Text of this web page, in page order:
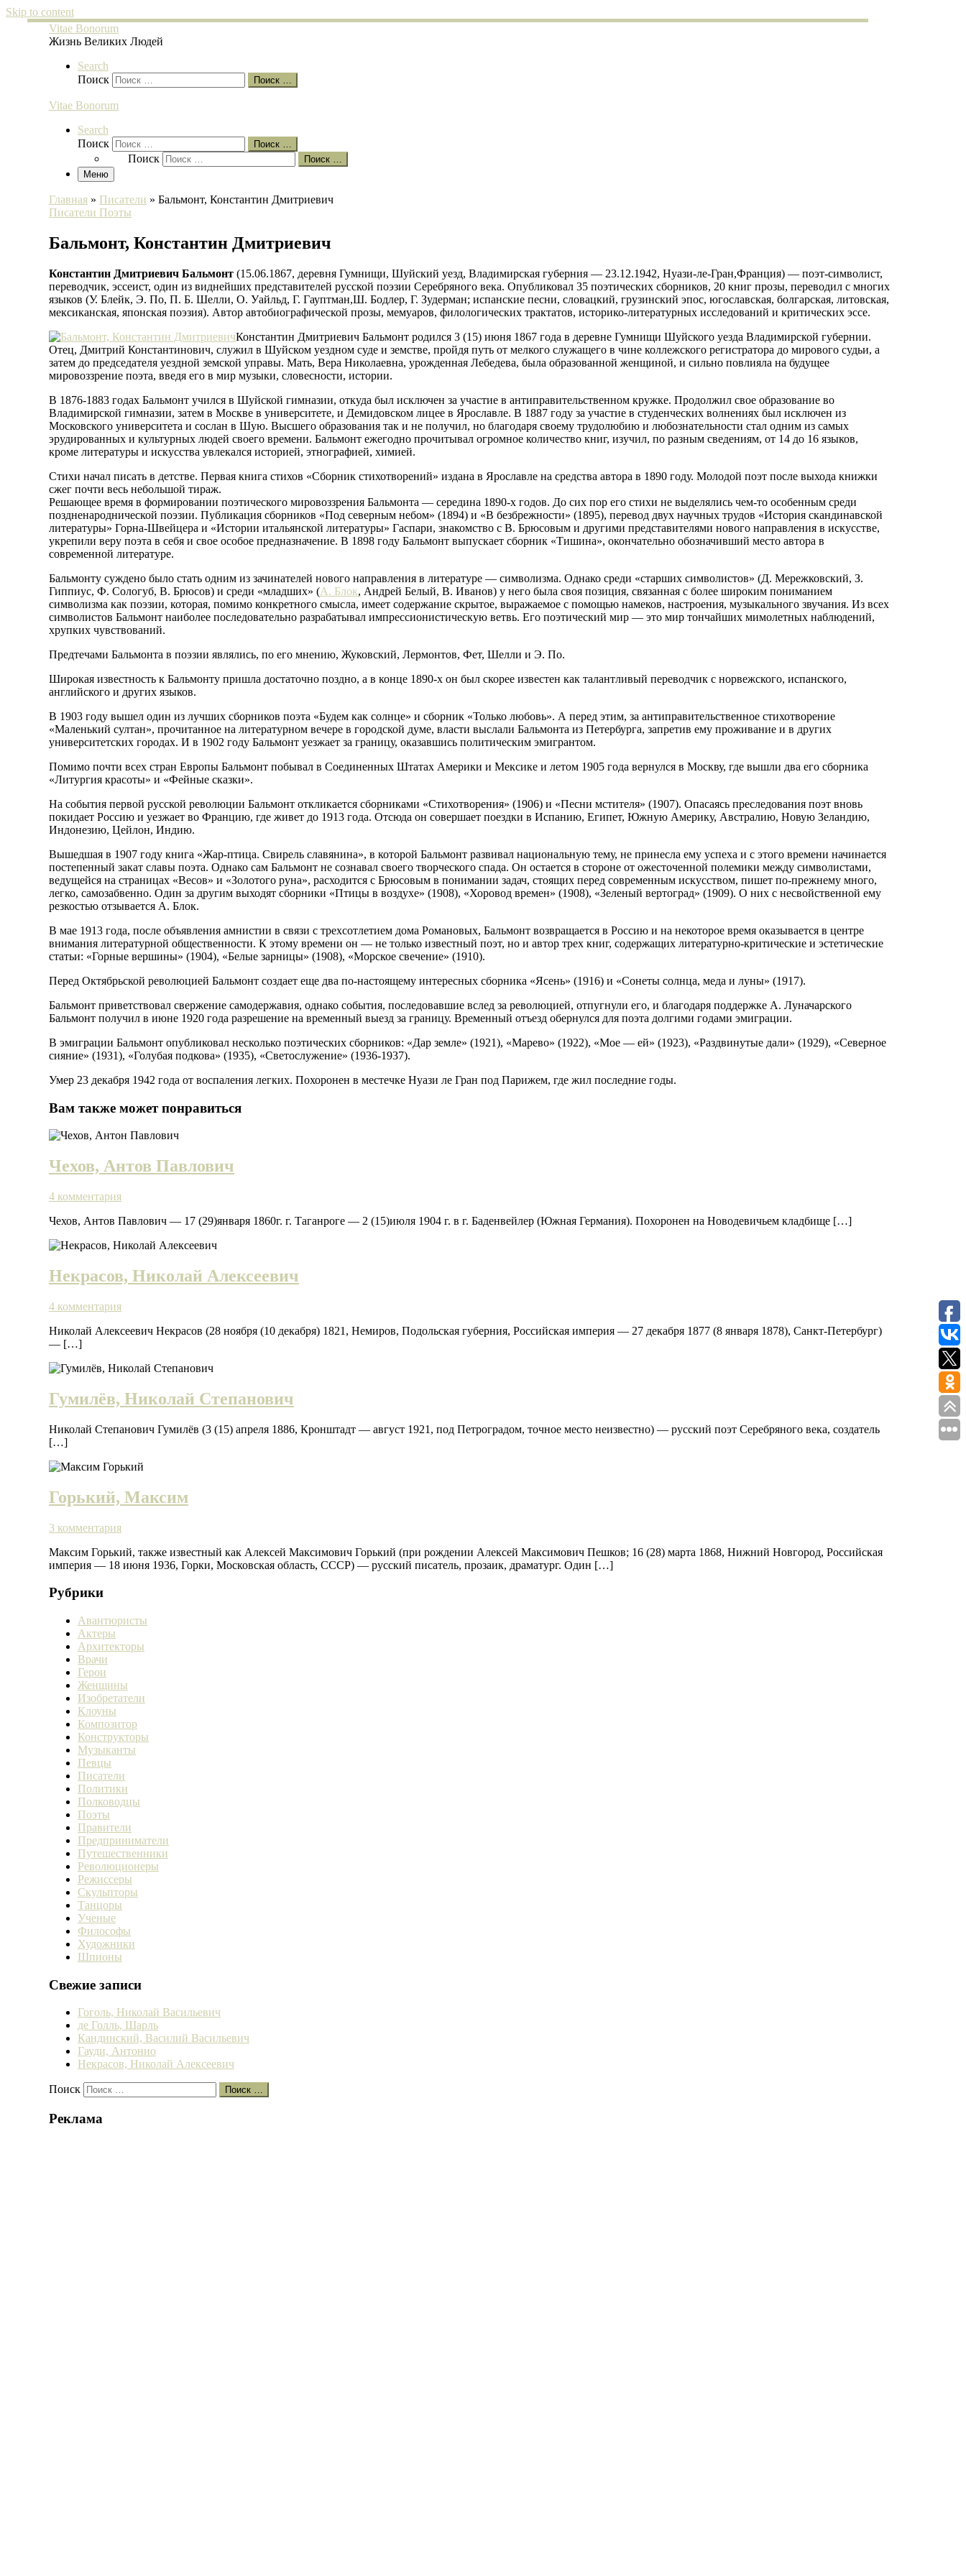
Skip to content
Vitae Bonorum
Жизнь Великих Людей
Search
Поиск
Поиск …
Vitae Bonorum
Search
Поиск
Поиск …
Поиск
Поиск …
Меню
Главная » Писатели » Бальмонт, Константин Дмитриевич
Писатели Поэты
Бальмонт, Константин Дмитриевич
Константин Дмитриевич Бальмонт (15.06.1867, деревня Гумнищи, Шуйский уезд, Владимирская губерния — 23.12.1942, Нуази-ле-Гран,Франция) — поэт-символист,
переводчик, эссеист, один из виднейших представителей русской поэзии Серебряного века. Опубликовал 35 поэтических сборников, 20 книг прозы, переводил с многих
языков (У. Блейк, Э. По, П. Б. Шелли, О. Уайльд, Г. Гауптман,Ш. Бодлер, Г. Зудерман; испанские песни, словацкий, грузинский эпос, югославская, болгарская, литовская,
мексиканская, японская поэзия). Автор автобиографической прозы, мемуаров, филологических трактатов, историко-литературных исследований и критических эссе.
Константин Дмитриевич Бальмонт родился 3 (15) июня 1867 года в деревне Гумнищи Шуйского уезда Владимирской губернии.
Отец, Дмитрий Константинович, служил в Шуйском уездном суде и земстве, пройдя путь от мелкого служащего в чине коллежского регистратора до мирового судьи, а
затем до председателя уездной земской управы. Мать, Вера Николаевна, урожденная Лебедева, была образованной женщиной, и сильно повлияла на будущее
мировоззрение поэта, введя его в мир музыки, словесности, истории.
В 1876-1883 годах Бальмонт учился в Шуйской гимназии, откуда был исключен за участие в антиправительственном кружке. Продолжил свое образование во
Владимирской гимназии, затем в Москве в университете, и Демидовском лицее в Ярославле. В 1887 году за участие в студенческих волнениях был исключен из
Московского университета и сослан в Шую. Высшего образования так и не получил, но благодаря своему трудолюбию и любознательности стал одним из самых
эрудированных и культурных людей своего времени. Бальмонт ежегодно прочитывал огромное количество книг, изучил, по разным сведениям, от 14 до 16 языков,
кроме литературы и искусства увлекался историей, этнографией, химией.
Стихи начал писать в детстве. Первая книга стихов «Сборник стихотворений» издана в Ярославле на средства автора в 1890 году. Молодой поэт после выхода книжки
сжег почти весь небольшой тираж.
Решающее время в формировании поэтического мировоззрения Бальмонта — середина 1890-х годов. До сих пор его стихи не выделялись чем-то особенным среди
поздненароднической поэзии. Публикация сборников «Под северным небом» (1894) и «В безбрежности» (1895), перевод двух научных трудов «История скандинавской
литературы» Горна-Швейцера и «Истории итальянской литературы» Гаспари, знакомство с В. Брюсовым и другими представителями нового направления в искусстве,
укрепили веру поэта в себя и свое особое предназначение. В 1898 году Бальмонт выпускает сборник «Тишина», окончательно обозначивший место автора в
современной литературе.
Бальмонту суждено было стать одним из зачинателей нового направления в литературе — символизма. Однако среди «старших символистов» (Д. Мережковский, З.
Гиппиус, Ф. Сологуб, В. Брюсов) и среди «младших» (А. Блок, Андрей Белый, В. Иванов) у него была своя позиция, связанная с более широким пониманием
символизма как поэзии, которая, помимо конкретного смысла, имеет содержание скрытое, выражаемое с помощью намеков, настроения, музыкального звучания. Из всех
символистов Бальмонт наиболее последовательно разрабатывал импрессионистическую ветвь. Его поэтический мир — это мир тончайших мимолетных наблюдений,
хрупких чувствований.
Предтечами Бальмонта в поэзии являлись, по его мнению, Жуковский, Лермонтов, Фет, Шелли и Э. По.
Широкая известность к Бальмонту пришла достаточно поздно, а в конце 1890-х он был скорее известен как талантливый переводчик с норвежского, испанского,
английского и других языков.
В 1903 году вышел один из лучших сборников поэта «Будем как солнце» и сборник «Только любовь». А перед этим, за антиправительственное стихотворение
«Маленький султан», прочитанное на литературном вечере в городской думе, власти выслали Бальмонта из Петербурга, запретив ему проживание и в других
университетских городах. И в 1902 году Бальмонт уезжает за границу, оказавшись политическим эмигрантом.
Помимо почти всех стран Европы Бальмонт побывал в Соединенных Штатах Америки и Мексике и летом 1905 года вернулся в Москву, где вышли два его сборника
«Литургия красоты» и «Фейные сказки».
На события первой русской революции Бальмонт откликается сборниками «Стихотворения» (1906) и «Песни мстителя» (1907). Опасаясь преследования поэт вновь
покидает Россию и уезжает во Францию, где живет до 1913 года. Отсюда он совершает поездки в Испанию, Египет, Южную Америку, Австралию, Новую Зеландию,
Индонезию, Цейлон, Индию.
Вышедшая в 1907 году книга «Жар-птица. Свирель славянина», в которой Бальмонт развивал национальную тему, не принесла ему успеха и с этого времени начинается
постепенный закат славы поэта. Однако сам Бальмонт не сознавал своего творческого спада. Он остается в стороне от ожесточенной полемики между символистами,
ведущейся на страницах «Весов» и «Золотого руна», расходится с Брюсовым в понимании задач, стоящих перед современным искусством, пишет по-прежнему много,
легко, самозабвенно. Один за другим выходят сборники «Птицы в воздухе» (1908), «Хоровод времен» (1908), «Зеленый вертоград» (1909). О них с несвойственной ему
резкостью отзывается А. Блок.
В мае 1913 года, после объявления амнистии в связи с трехсотлетием дома Романовых, Бальмонт возвращается в Россию и на некоторое время оказывается в центре
внимания литературной общественности. К этому времени он — не только известный поэт, но и автор трех книг, содержащих литературно-критические и эстетические
статьи: «Горные вершины» (1904), «Белые зарницы» (1908), «Морское свечение» (1910).
Перед Октябрьской революцией Бальмонт создает еще два по-настоящему интересных сборника «Ясень» (1916) и «Сонеты солнца, меда и луны» (1917).
Бальмонт приветствовал свержение самодержавия, однако события, последовавшие вслед за революцией, отпугнули его, и благодаря поддержке А. Луначарского
Бальмонт получил в июне 1920 года разрешение на временный выезд за границу. Временный отъезд обернулся для поэта долгими годами эмиграции.
В эмиграции Бальмонт опубликовал несколько поэтических сборников: «Дар земле» (1921), «Марево» (1922), «Мое — ей» (1923), «Раздвинутые дали» (1929), «Северное
сияние» (1931), «Голубая подкова» (1935), «Светослужение» (1936-1937).
Умер 23 декабря 1942 года от воспаления легких. Похоронен в местечке Нуази ле Гран под Парижем, где жил последние годы.
Вам также может понравиться
Чехов, Антов Павлович
4 комментария
Чехов, Антов Павлович — 17 (29)января 1860г. г. Таганроге — 2 (15)июля 1904 г. в г. Баденвейлер (Южная Германия). Похоронен на Новодевичьем кладбище […]
Некрасов, Николай Алексеевич
4 комментария
Николай Алексеевич Некрасов (28 ноября (10 декабря) 1821, Немиров, Подольская губерния, Российская империя — 27 декабря 1877 (8 января 1878), Санкт-Петербург)
— […]
Гумилёв, Николай Степанович
Николай Степанович Гумилёв (3 (15) апреля 1886, Кронштадт — август 1921, под Петроградом, точное место неизвестно) — русский поэт Серебряного века, создатель
[…]
Горький, Максим
3 комментария
Максим Горький, также известный как Алексей Максимович Горький (при рождении Алексей Максимович Пешков; 16 (28) марта 1868, Нижний Новгород, Российская
империя — 18 июня 1936, Горки, Московская область, СССР) — русский писатель, прозаик, драматург. Один […]
Рубрики
Авантюристы
Актеры
Архитекторы
Врачи
Герои
Женщины
Изобретатели
Клоуны
Композитор
Конструкторы
Музыканты
Певцы
Писатели
Политики
Полководцы
Поэты
Правители
Предприниматели
Путешественники
Революционеры
Режиссеры
Скульпторы
Танцоры
Ученые
Философы
Художники
Шпионы
Свежие записи
Гоголь, Николай Васильевич
де Голль, Шарль
Кандинский, Василий Васильевич
Гауди, Антонио
Некрасов, Николай Алексеевич
Поиск Поиск …
Реклама